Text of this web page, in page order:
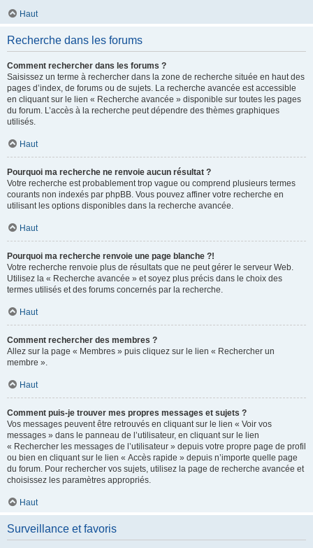
Haut
Recherche dans les forums
Comment rechercher dans les forums ?
Saisissez un terme à rechercher dans la zone de recherche située en haut des
pages d’index, de forums ou de sujets. La recherche avancée est accessible
en cliquant sur le lien « Recherche avancée » disponible sur toutes les pages
du forum. L’accès à la recherche peut dépendre des thèmes graphiques
utilisés.
Haut
Pourquoi ma recherche ne renvoie aucun résultat ?
Votre recherche est probablement trop vague ou comprend plusieurs termes
courants non indexés par phpBB. Vous pouvez affiner votre recherche en
utilisant les options disponibles dans la recherche avancée.
Haut
Pourquoi ma recherche renvoie une page blanche ?!
Votre recherche renvoie plus de résultats que ne peut gérer le serveur Web.
Utilisez la « Recherche avancée » et soyez plus précis dans le choix des
termes utilisés et des forums concernés par la recherche.
Haut
Comment rechercher des membres ?
Allez sur la page « Membres » puis cliquez sur le lien « Rechercher un
membre ».
Haut
Comment puis-je trouver mes propres messages et sujets ?
Vos messages peuvent être retrouvés en cliquant sur le lien « Voir vos
messages » dans le panneau de l’utilisateur, en cliquant sur le lien
« Rechercher les messages de l’utilisateur » depuis votre propre page de profil
ou bien en cliquant sur le lien « Accès rapide » depuis n’importe quelle page
du forum. Pour rechercher vos sujets, utilisez la page de recherche avancée et
choisissez les paramètres appropriés.
Haut
Surveillance et favoris